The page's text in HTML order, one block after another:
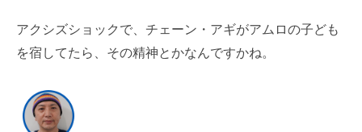
アクシズショックで、チェーン・アギがアムロの子ども
を宿してたら、その精神とかなんですかね。